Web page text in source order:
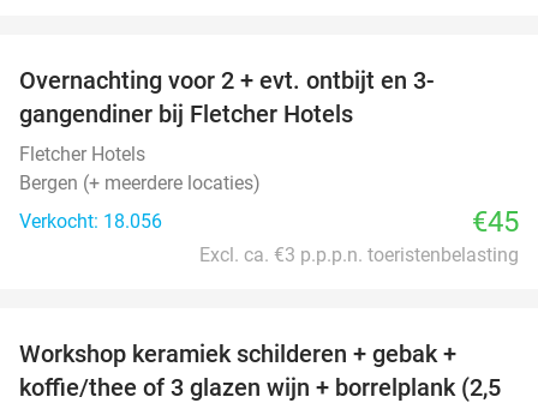
Overnachting voor 2 + evt. ontbijt en 3-
gangendiner bij Fletcher Hotels
Fletcher Hotels
Bergen (+ meerdere locaties)
Verkocht: 18.056
€45
Excl. ca. €3 p.p.p.n. toeristenbelasting
Workshop keramiek schilderen + gebak +
koffie/thee of 3 glazen wijn + borrelplank (2,5